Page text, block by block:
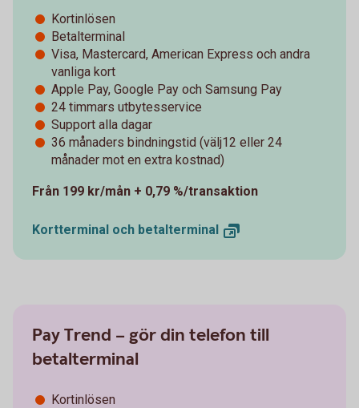
Kortinlösen
Betalterminal
Visa, Mastercard, American Express och andra
vanliga kort
Apple Pay, Google Pay och Samsung Pay
24 timmars utbytesservice
Support alla dagar
36 månaders bindningstid (välj12 eller 24
månader mot en extra kostnad)
Från 199 kr/mån + 0,79 %/transaktion
Kortterminal och betalterminal
Pay Trend – gör din telefon till
betalterminal
Kortinlösen